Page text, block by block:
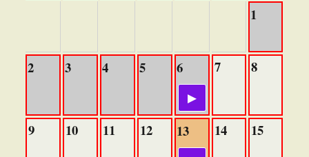
1
2 3 4 5 6 7 8
9 10 11 12 13 14 15